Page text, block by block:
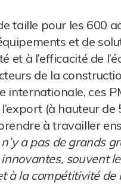
taille pour les 600
et de
et à l’efficacité de
de la
internationale, ces
l’export (à hauteur
à travailler
a pas de grands
souvent
à la compétitivité de